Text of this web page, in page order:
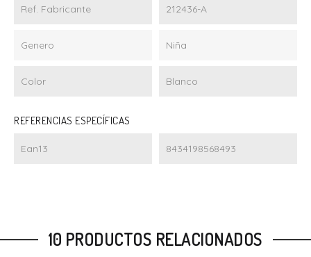
Ref. Fabricante 212436-A
Genero Niña
Color Blanco
REFERENCIAS ESPECÍFICAS
Ean13 8434198568493
10 PRODUCTOS RELACIONADOS